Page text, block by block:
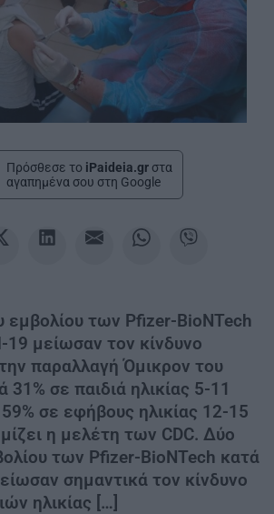
Πρόσθεσε το iPaideia.gr στα
αγαπημένα σου στη Google
εμβολίου των Pfizer-BioNTech
19 μείωσαν τον κίνδυνο
παραλλαγή Όμικρον του
31% σε παιδιά ηλικίας 5-11
σε εφήβους ηλικίας 12-15
η μελέτη των CDC. Δύο
των Pfizer-BioNTech κατά
σημαντικά τον κίνδυνο
ηλικίας […]